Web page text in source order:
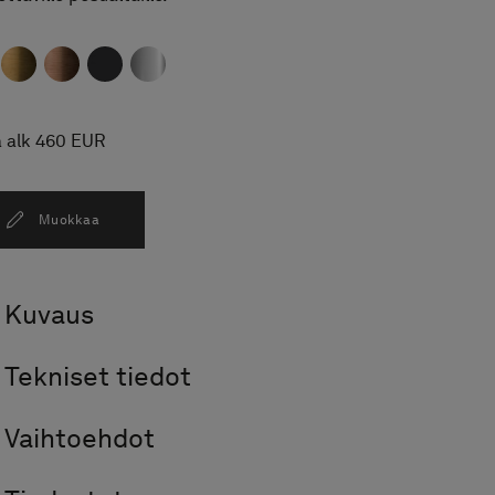
alk 460 EUR
Muokkaa
Kuvaus
Tekniset tiedot
Vaihtoehdot